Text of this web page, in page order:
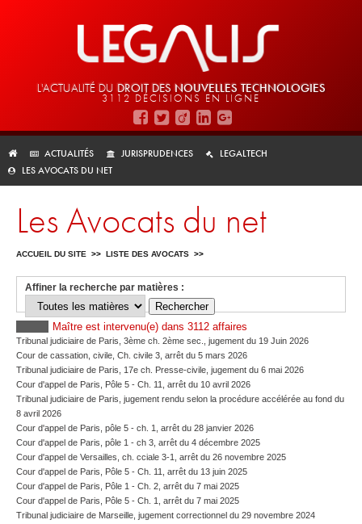
L'ACTUALITÉ DU DROIT DES NOUVELLES TECHNOLOGIES
3112 DÉCISIONS EN LIGNE
ACTUALITÉS JURISPRUDENCES
LEGALTECH
LES AVOCATS DU NET
Les Avocats du net
ACCUEIL DU SITE >> LISTE DES AVOCATS >>
Affiner la recherche par matières :
Maître est intervenu(e) dans 3112 affaires
Tribunal judiciaire de Paris, 3ème ch. 2ème sec., jugement du 19 Juin 2026
Cour de cassation, civile, Ch. civile 3, arrêt du 5 mars 2026
Tribunal judiciaire de Paris, 17e ch. Presse-civile, jugement du 6 mai 2026
Cour d'appel de Paris, Pôle 5 - Ch. 11, arrêt du 10 avril 2026
Tribunal judiciaire de Paris, jugement rendu selon la procédure accélérée au fond du
8 avril 2026
Cour d'appel de Paris, pôle 5 - ch. 1, arrêt du 28 janvier 2026
Cour d'appel de Paris, pôle 1 - ch 3, arrêt du 4 décembre 2025
Cour d'appel de Versailles, ch. cciale 3-1, arrêt du 26 novembre 2025
Cour d'appel de Paris, Pôle 5 - Ch. 11, arrêt du 13 juin 2025
Cour d'appel de Paris, Pôle 1 - Ch. 2, arrêt du 7 mai 2025
Cour d'appel de Paris, Pôle 5 - Ch. 1, arrêt du 7 mai 2025
Tribunal judiciaire de Marseille, jugement correctionnel du 29 novembre 2024